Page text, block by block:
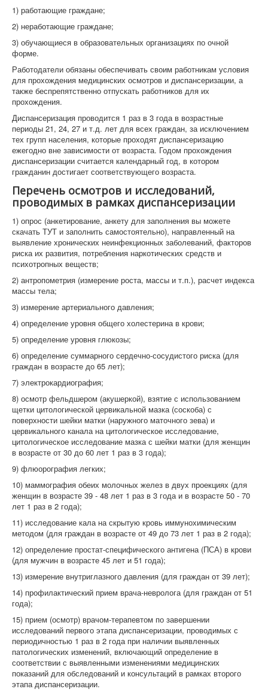
1) работающие граждане;
2) неработающие граждане;
3) обучающиеся в образовательных организациях по очной
форме.
Работодатели обязаны обеспечивать своим работникам условия
для прохождения медицинских осмотров и диспансеризации, а
также беспрепятственно отпускать работников для их
прохождения.
Диспансеризация проводится 1 раз в 3 года в возрастные
периоды 21, 24, 27 и т.д. лет для всех граждан, за исключением
тех групп населения, которые проходят диспансеризацию
ежегодно вне зависимости от возраста. Годом прохождения
диспансеризации считается календарный год, в котором
гражданин достигает соответствующего возраста.
Перечень осмотров и исследований,
проводимых в рамках диспансеризации
1) опрос (анкетирование, анкету для заполнения вы можете
скачать ТУТ и заполнить самостоятельно), направленный на
выявление хронических неинфекционных заболеваний, факторов
риска их развития, потребления наркотических средств и
психотропных веществ;
2) антропометрия (измерение роста, массы и т.п.), расчет индекса
массы тела;
3) измерение артериального давления;
4) определение уровня общего холестерина в крови;
5) определение уровня глюкозы;
6) определение суммарного сердечно-сосудистого риска (для
граждан в возрасте до 65 лет);
7) электрокардиография;
8) осмотр фельдшером (акушеркой), взятие с использованием
щетки цитологической цервикальной мазка (соскоба) с
поверхности шейки матки (наружного маточного зева) и
цервикального канала на цитологическое исследование,
цитологическое исследование мазка с шейки матки (для женщин
в возрасте от 30 до 60 лет 1 раз в 3 года);
9) флюорография легких;
10) маммография обеих молочных желез в двух проекциях (для
женщин в возрасте 39 - 48 лет 1 раз в 3 года и в возрасте 50 - 70
лет 1 раз в 2 года);
11) исследование кала на скрытую кровь иммунохимическим
методом (для граждан в возрасте от 49 до 73 лет 1 раз в 2 года);
12) определение простат-специфического антигена (ПСА) в крови
(для мужчин в возрасте 45 лет и 51 года);
13) измерение внутриглазного давления (для граждан от 39 лет);
14) профилактический прием врача-невролога (для граждан от 51
года);
15) прием (осмотр) врачом-терапевтом по завершении
исследований первого этапа диспансеризации, проводимых с
периодичностью 1 раз в 2 года при наличии выявленных
патологических изменений, включающий определение в
соответствии с выявленными изменениями медицинских
показаний для обследований и консультаций в рамках второго
этапа диспансеризации.